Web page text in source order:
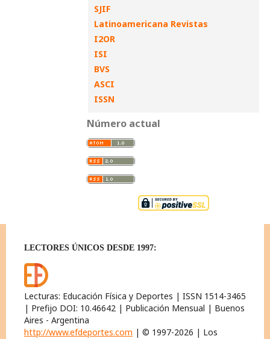
SJIF
Latinoamericana Revistas
I2OR
ISI
BVS
ASCI
ISSN
Número actual
LECTORES ÚNICOS DESDE 1997:
Lecturas: Educación Física y Deportes | ISSN 1514-3465
| Prefijo DOI: 10.46642 | Publicación Mensual | Buenos
Aires - Argentina
http://www.efdeportes.com | © 1997-2026 | Los